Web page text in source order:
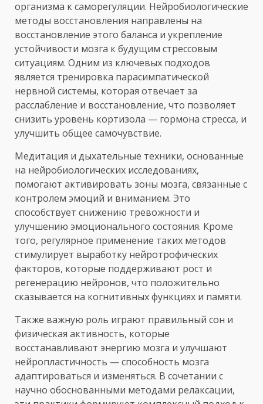
организма к саморегуляции. Нейробиологические
методы восстановления направлены на
восстановление этого баланса и укрепление
устойчивости мозга к будущим стрессовым
ситуациям. Одним из ключевых подходов
является тренировка парасимпатической
нервной системы, которая отвечает за
расслабление и восстановление, что позволяет
снизить уровень кортизола — гормона стресса, и
улучшить общее самочувствие.
Медитация и дыхательные техники, основанные
на нейробиологических исследованиях,
помогают активировать зоны мозга, связанные с
контролем эмоций и вниманием. Это
способствует снижению тревожности и
улучшению эмоционального состояния. Кроме
того, регулярное применение таких методов
стимулирует выработку нейротрофических
факторов, которые поддерживают рост и
регенерацию нейронов, что положительно
сказывается на когнитивных функциях и памяти.
Также важную роль играют правильный сон и
физическая активность, которые
восстанавливают энергию мозга и улучшают
нейропластичность — способность мозга
адаптироваться и изменяться. В сочетании с
научно обоснованными методами релаксации,